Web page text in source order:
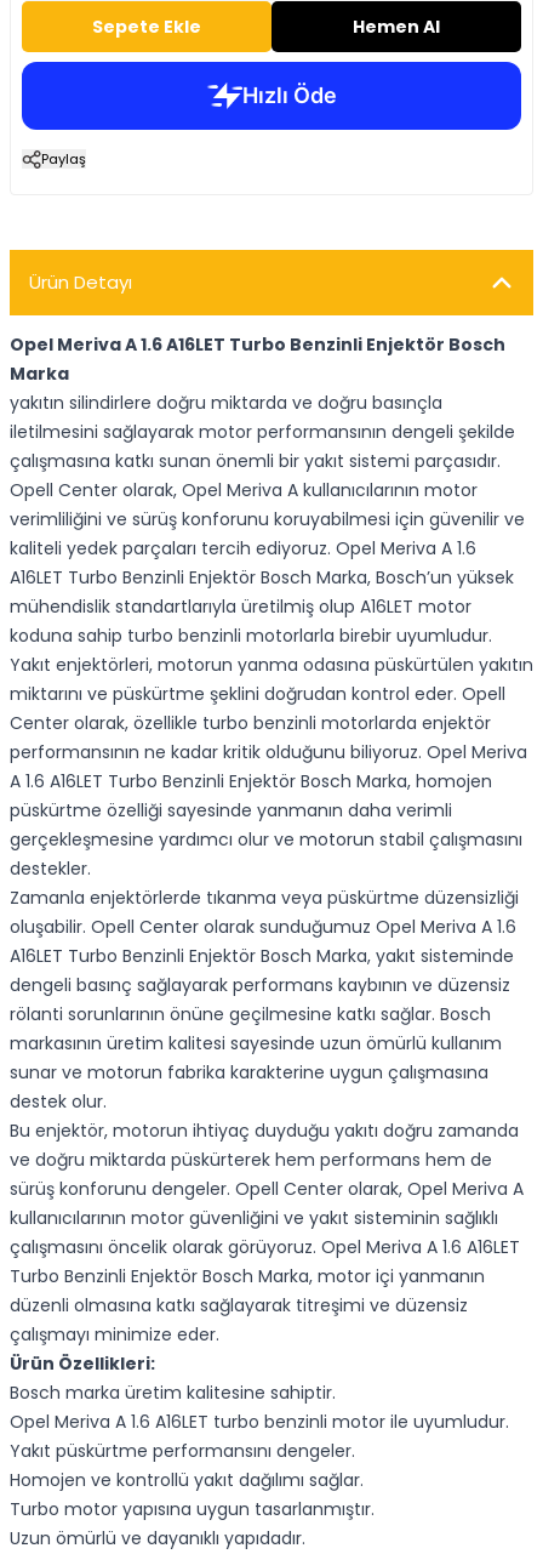
Sepete Ekle Hemen Al
Paylaş
Ürün Detayı
Opel Meriva A 1.6 A16LET Turbo Benzinli Enjektör Bosch
Marka
yakıtın silindirlere doğru miktarda ve doğru basınçla
iletilmesini sağlayarak motor performansının dengeli şekilde
çalışmasına katkı sunan önemli bir yakıt sistemi parçasıdır.
Opell Center olarak, Opel Meriva A kullanıcılarının motor
verimliliğini ve sürüş konforunu koruyabilmesi için güvenilir ve
kaliteli yedek parçaları tercih ediyoruz. Opel Meriva A 1.6
A16LET Turbo Benzinli Enjektör Bosch Marka, Bosch’un yüksek
mühendislik standartlarıyla üretilmiş olup A16LET motor
koduna sahip turbo benzinli motorlarla birebir uyumludur.
Yakıt enjektörleri, motorun yanma odasına püskürtülen yakıtın
miktarını ve püskürtme şeklini doğrudan kontrol eder. Opell
Center olarak, özellikle turbo benzinli motorlarda enjektör
performansının ne kadar kritik olduğunu biliyoruz. Opel Meriva
A 1.6 A16LET Turbo Benzinli Enjektör Bosch Marka, homojen
püskürtme özelliği sayesinde yanmanın daha verimli
gerçekleşmesine yardımcı olur ve motorun stabil çalışmasını
destekler.
Zamanla enjektörlerde tıkanma veya püskürtme düzensizliği
oluşabilir. Opell Center olarak sunduğumuz Opel Meriva A 1.6
A16LET Turbo Benzinli Enjektör Bosch Marka, yakıt sisteminde
dengeli basınç sağlayarak performans kaybının ve düzensiz
rölanti sorunlarının önüne geçilmesine katkı sağlar. Bosch
markasının üretim kalitesi sayesinde uzun ömürlü kullanım
sunar ve motorun fabrika karakterine uygun çalışmasına
destek olur.
Bu enjektör, motorun ihtiyaç duyduğu yakıtı doğru zamanda
ve doğru miktarda püskürterek hem performans hem de
sürüş konforunu dengeler. Opell Center olarak, Opel Meriva A
kullanıcılarının motor güvenliğini ve yakıt sisteminin sağlıklı
çalışmasını öncelik olarak görüyoruz. Opel Meriva A 1.6 A16LET
Turbo Benzinli Enjektör Bosch Marka, motor içi yanmanın
düzenli olmasına katkı sağlayarak titreşimi ve düzensiz
çalışmayı minimize eder.
Ürün Özellikleri:
Bosch marka üretim kalitesine sahiptir.
Opel Meriva A 1.6 A16LET turbo benzinli motor ile uyumludur.
Yakıt püskürtme performansını dengeler.
Homojen ve kontrollü yakıt dağılımı sağlar.
Turbo motor yapısına uygun tasarlanmıştır.
Uzun ömürlü ve dayanıklı yapıdadır.